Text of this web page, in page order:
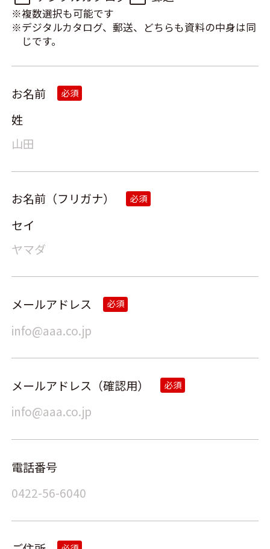
複数選択も可能です
デジタルカタログ、郵送、どちらも資料の中身は同
じです。
お名前 必須
姓
お名前（フリガナ） 必須
セイ
メールアドレス 必須
メールアドレス（確認用） 必須
電話番号